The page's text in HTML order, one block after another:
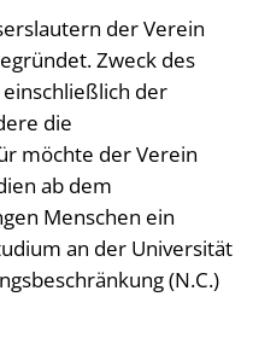
der Verein
Zweck des
der
die
möchte der Verein
ab dem
Menschen ein
an der Universität
(N.C.)